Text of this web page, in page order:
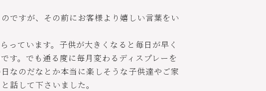
ですが、その前にお客様より嬉しい言葉をい
っています。子供が大きくなると毎日が早く
す。でも通る度に毎月変わるディスプレーを
なのだなとか本当に楽しそうな子供達やご家
話して下さいました。